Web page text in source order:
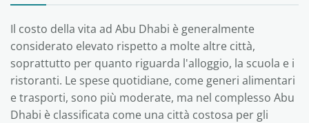
Il costo della vita ad Abu Dhabi è generalmente
considerato elevato rispetto a molte altre città,
soprattutto per quanto riguarda l'alloggio, la scuola e i
ristoranti. Le spese quotidiane, come generi alimentari
e trasporti, sono più moderate, ma nel complesso Abu
Dhabi è classificata come una città costosa per gli